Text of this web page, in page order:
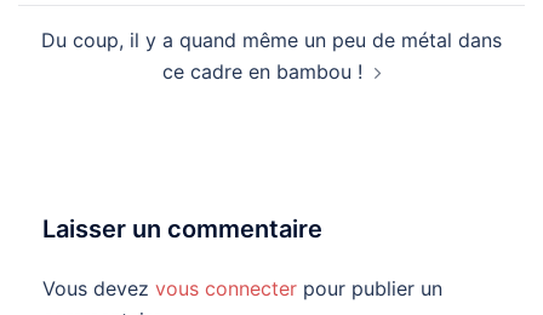
Du coup, il y a quand même un peu de métal dans
ce cadre en bambou !
Laisser un commentaire
Vous devez vous connecter pour publier un